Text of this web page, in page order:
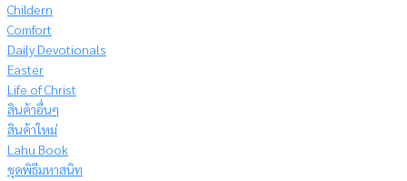
Childern
Comfort
Daily Devotionals
Easter
Life of Christ
สินค้าอื่นๆ
สินค้าใหม่
Lahu Book
ชุดพิธีมหาสนิท